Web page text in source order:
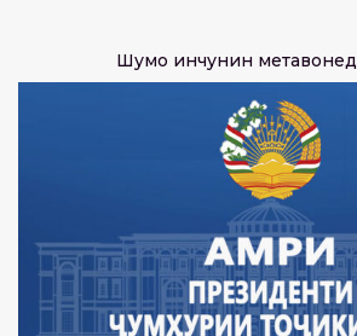
Шумо инчунин метавонед